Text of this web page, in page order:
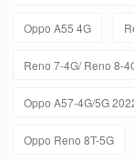
Oppo A55 4G
Reno 7-4G/ Reno 8-
Oppo A57-4G/5G
Oppo Reno 8T-5G